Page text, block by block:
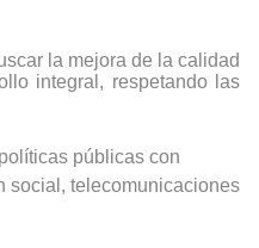
la mejora de la calidad
integral, respetando las
públicas con
social, telecomunicaciones